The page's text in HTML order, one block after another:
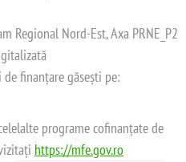
Regional Nord-Est, Axa PRNE_P2
finanțare găsești pe:
programe cofinanțate de
https://mfe.gov.ro